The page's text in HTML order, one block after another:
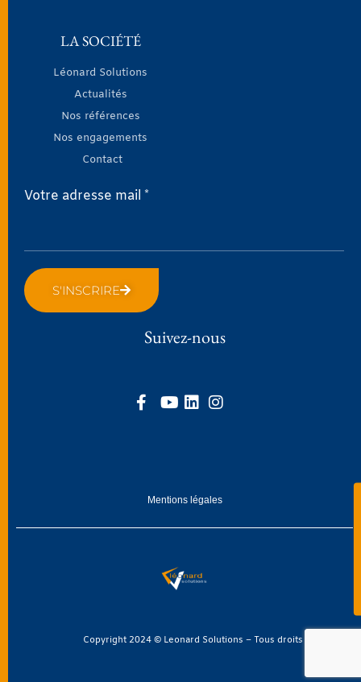
LA SOCIÉTÉ
Léonard Solutions
Actualités
Nos références
Nos engagements
Contact
Votre adresse mail *
S'INSCRIRE
Suivez-nous
Mentions légales
Copyright 2024 © Leonard Solutions – Tous droits réservés